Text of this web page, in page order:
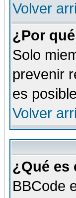
Volver
¿Por
Solo
prevenir
es
Volver
¿Qué es
BBCode